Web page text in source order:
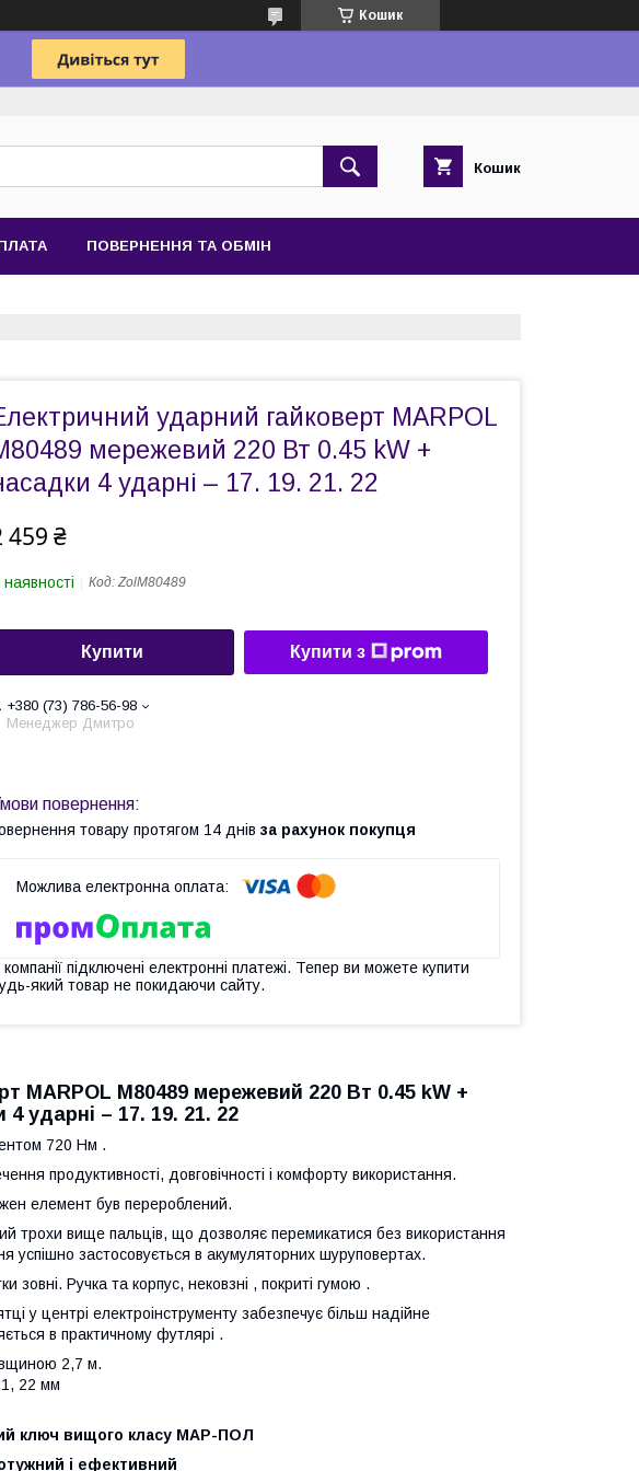
Кошик
Кошик
ПОВЕРНЕННЯ ТА ОБМІН
ударний гайковерт MARPOL
мережевий 220 Вт 0.45 kW +
4 ударні – 17. 19. 21. 22
459 ₴
Код: ZolM80489
Купити Купити з
+380 (73) 786-56-98
Менеджер Дмитро
товару протягом 14 днів за рахунок покупця
підключені електронні платежі. Тепер ви можете купити
який товар не покидаючи сайту.
MARPOL M80489 мережевий 220 Вт 0.45 kW +
4 ударні – 17. 19. 21. 22
720 Нм .
продуктивності, довговічності і комфорту використання.
елемент був перероблений.
трохи вище пальців, що дозволяє перемикатися без використання
успішно застосовується в акумуляторних шуруповертах.
Ручка та корпус, нековзні , покриті гумою .
у центрі електроінструменту забезпечує більш надійне
в практичному футлярі .
2,7 м.
22 мм
ключ вищого класу МАР-ПОЛ
і ефективний